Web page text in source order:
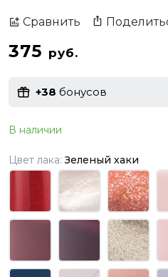
Сравнить
375 руб.
+38 бонусов
В наличии
Цвет лака:Зеленый хаки